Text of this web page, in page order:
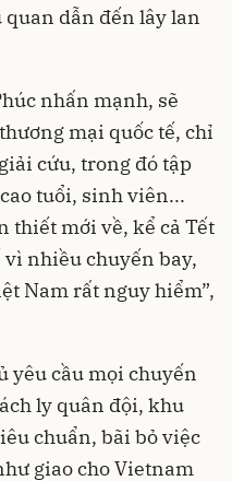
dẫn đến lây lan
nhấn mạnh, sẽ
mại quốc tế, chỉ
cứu, trong đó tập
tuổi, sinh viên...
thiết mới về, kể cả Tết
nhiều chuyến bay,
Nam rất nguy hiểm”,
yêu cầu mọi chuyến
ly quân đội, khu
chuẩn, bãi bỏ việc
giao cho Vietnam